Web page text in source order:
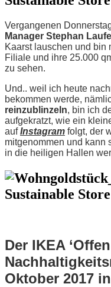
Vergangenen
Manager Stephan
Kaarst lauschen und bin
Filiale und ihre 25.000
zu sehen.
Und.. weil ich heute
bekommen werde,
reinzublinzeln, bin ich
aufgekratzt, wie ein
aufInstagram folgt, der
mitgenommen und kann
in die heiligen Hallen
Der IKEA
Oktober 2017